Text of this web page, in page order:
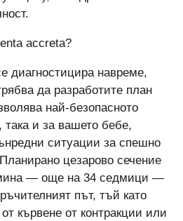
accreta?
диагностицира навреме,
да разработите план
най-безопасното
така и за вашето бебе,
ситуации за спешно
цезарово сечение
— още на 34 седмици —
път, тъй като
кървене от контракции или